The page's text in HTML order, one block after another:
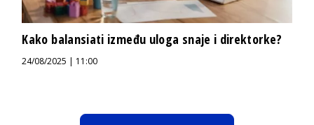
Kako balansiati između uloga snaje i direktorke?
24/08/2025 | 11:00